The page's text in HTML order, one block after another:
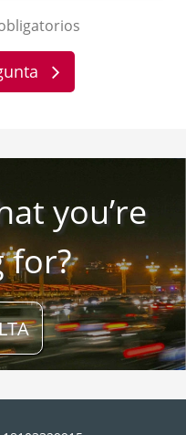
you’re
for?